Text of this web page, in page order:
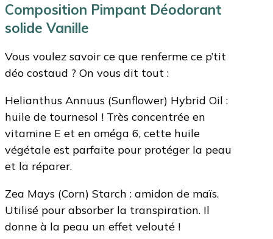
Composition Pimpant Déodorant
solide Vanille
Vous voulez savoir ce que renferme ce p’tit
déo costaud ? On vous dit tout :
Helianthus Annuus (Sunflower) Hybrid Oil :
huile de tournesol ! Très concentrée en
vitamine E et en oméga 6, cette huile
végétale est parfaite pour protéger la peau
et la réparer.
Zea Mays (Corn) Starch : amidon de maïs.
Utilisé pour absorber la transpiration. Il
donne à la peau un effet velouté !